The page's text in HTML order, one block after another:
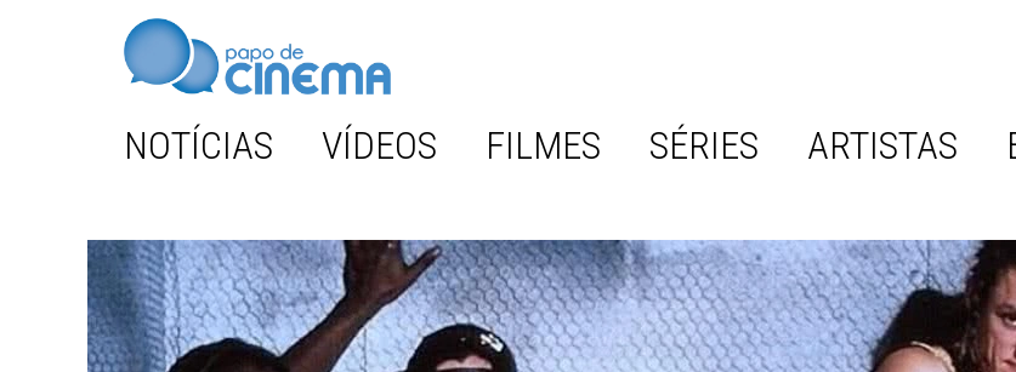
NOTÍCIAS VÍDEOS FILMES SÉRIES ARTISTAS